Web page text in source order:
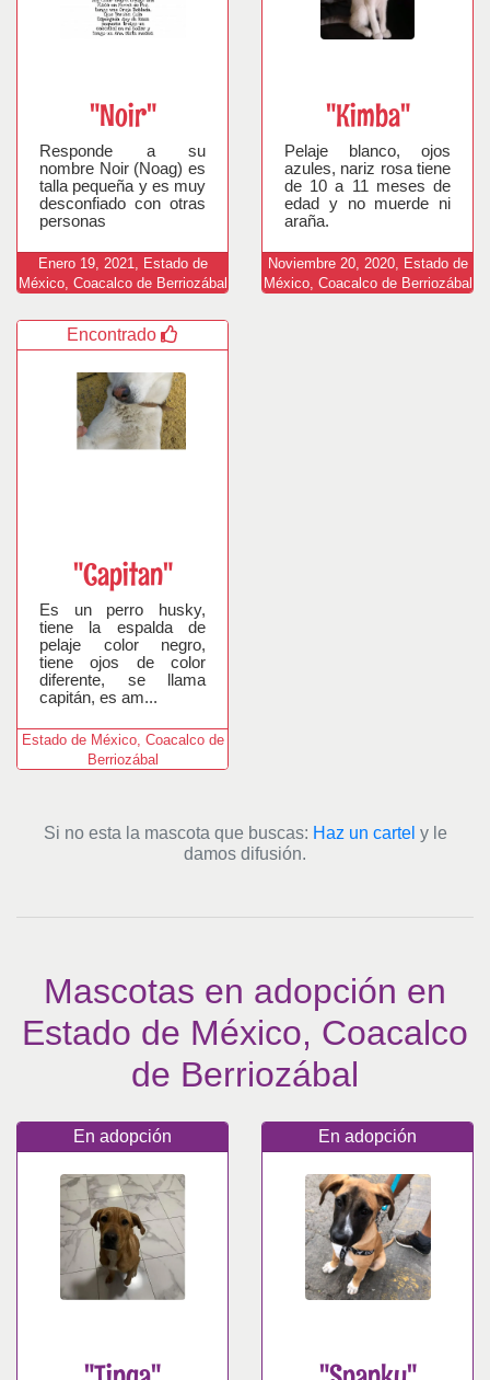
"Noir"
Responde a su
nombre Noir (Noag) es
talla pequeña y es muy
desconfiado con otras
personas
Enero 19, 2021, Estado de
México, Coacalco de Berriozábal
"Kimba"
Pelaje blanco, ojos
azules, nariz rosa tiene
de 10 a 11 meses de
edad y no muerde ni
araña.
Noviembre 20, 2020, Estado de
México, Coacalco de Berriozábal
Encontrado
"Capitan"
Es un perro husky,
tiene la espalda de
pelaje color negro,
tiene ojos de color
diferente, se llama
capitán, es am...
Estado de México, Coacalco de
Berriozábal
Si no esta la mascota que buscas: Haz un cartel y le
damos difusión.
Mascotas en adopción en
Estado de México, Coacalco
de Berriozábal
En adopción En adopción